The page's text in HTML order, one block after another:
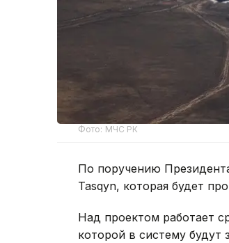
Фото: МЧС РК
По поручению
Tasqyn, которая будет
Над проектом работает
которой в систему